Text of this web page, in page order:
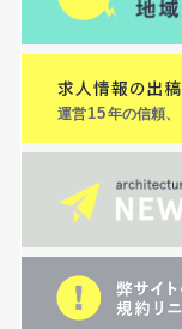
運営15年の信頼、